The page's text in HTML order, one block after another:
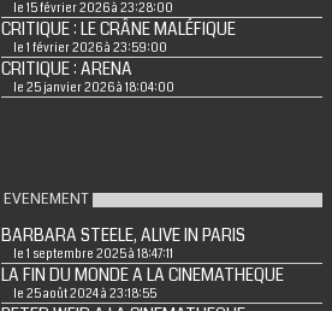
le 15 février 2026 à 23:28:00
CRITIQUE : LE CRÂNE MALÉFIQUE
le 1 février 2026 à 23:59:00
CRITIQUE : ARENA
le 25 janvier 2026 à 18:04:00
EVENEMENT
BARBARA STEELE, ALIVE IN PARIS
le 1 septembre 2025 à 18:47:11
LA FIN DU MONDE A LA CINEMATHEQUE
le 25 août 2024 à 23:18:55